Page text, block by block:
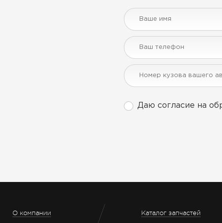
Даю согласие на
О компании
Каталог запчастей